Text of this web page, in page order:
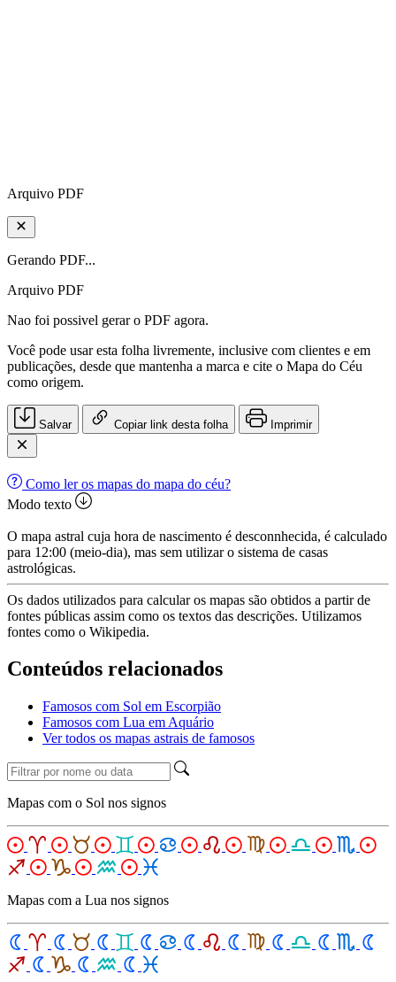
Arquivo PDF
Gerando PDF...
Arquivo PDF
Nao foi possivel gerar o PDF agora.
Você pode usar esta folha livremente, inclusive com clientes e em
publicações, desde que mantenha a marca e cite o Mapa do Céu
como origem.
Salvar Copiar link desta folha Imprimir
Como ler os mapas do mapa do céu?
Modo texto
O mapa astral cuja hora de nascimento é desconnhecida, é calculado
para 12:00 (meio-dia), mas sem utilizar o sistema de casas
astrológicas.
Os dados utilizados para calcular os mapas são obtidos a partir de
fontes públicas assim como os textos das descrições. Utilizamos
fontes como o Wikipedia.
Conteúdos relacionados
Famosos com Sol em Escorpião
Famosos com Lua em Aquário
Ver todos os mapas astrais de famosos
Mapas com o Sol nos signos
Mapas com a Lua nos signos